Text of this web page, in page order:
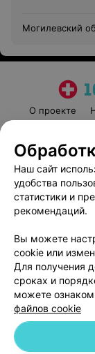
Могилевский
О проекте
© 2026 ООО «Артокс
Наш сайт
удобства
статистики и
рекомендаций.
Вы можете
cookie или
Для получения
сроках и
можете
файлов cookie